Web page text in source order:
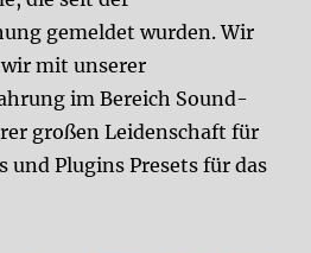
gemeldet wurden. Wir
mit unserer
im Bereich Sound-
großen Leidenschaft für
und Plugins Presets für das